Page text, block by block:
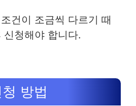
건이 조금씩 다르기 때
청해야 합니다.
방법